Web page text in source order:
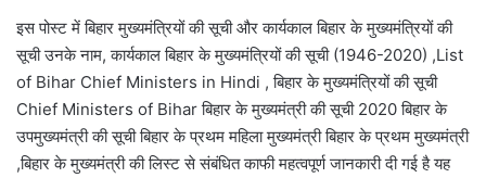
इस पोस्ट में बिहार मुख्यमंत्रियों की सूची और कार्यकाल बिहार के मुख्यमंत्रियों की
सूची उनके नाम, कार्यकाल बिहार के मुख्यमंत्रियों की सूची (1946-2020) ,List
of Bihar Chief Ministers in Hindi , बिहार के मुख्यमंत्रियों की सूची
Chief Ministers of Bihar बिहार के मुख्यमंत्री की सूची 2020 बिहार के
उपमुख्यमंत्री की सूची बिहार के प्रथम महिला मुख्यमंत्री बिहार के प्रथम मुख्यमंत्री
,बिहार के मुख्यमंत्री की लिस्ट से संबंधित काफी महत्वपूर्ण जानकारी दी गई है यह